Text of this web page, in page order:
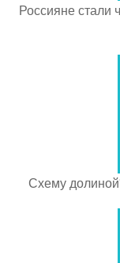
Россияне стали
Схему